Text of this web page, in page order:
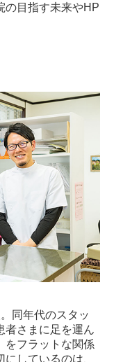
の目指す未来やHP
同年代のスタッ
者さまに足を運ん
をフラットな関係
しているのは、